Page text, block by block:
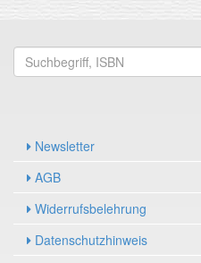
Newsletter
AGB
Widerrufsbelehrung
Datenschutzhinweis